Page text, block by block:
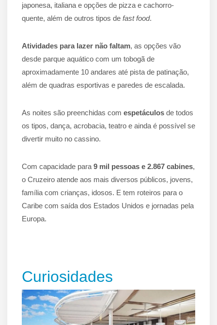
japonesa, italiana e opções de pizza e cachorro-
quente, além de outros tipos de fast food.
Atividades para lazer não faltam, as opções vão
desde parque aquático com um tobogã de
aproximadamente 10 andares até pista de patinação,
além de quadras esportivas e paredes de escalada.
As noites são preenchidas com espetáculos de todos
os tipos, dança, acrobacia, teatro e ainda é possível se
divertir muito no cassino.
Com capacidade para 9 mil pessoas e 2.867 cabines,
o Cruzeiro atende aos mais diversos públicos, jovens,
família com crianças, idosos. E tem roteiros para o
Caribe com saída dos Estados Unidos e jornadas pela
Europa.
Curiosidades